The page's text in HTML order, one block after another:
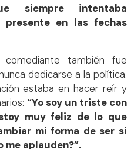
siempre intentaba
presente en las fechas
también fue
dedicarse a la política.
estaba en hacer reír y
“Yo soy un triste con
muy feliz de lo que
mi forma de ser si
me aplauden?”.